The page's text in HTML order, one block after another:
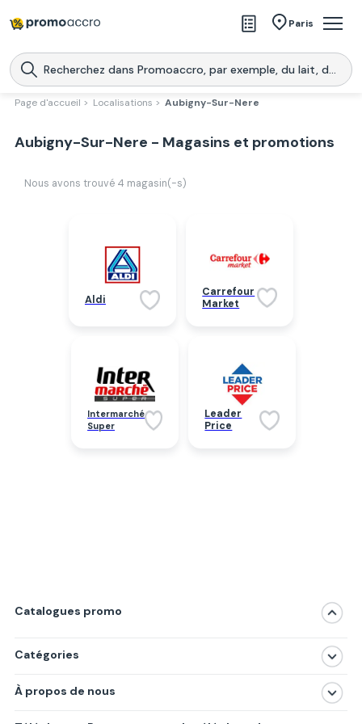
Paris
Magasins
Produits
Promoaccro
l'application
Page d'accueil > Localisations > Aubigny-Sur-Nere
Aubigny-Sur-Nere - Magasins et promotions
Nous avons trouvé 4 magasin(-s)
Aldi
Carrefour
Market
Intermarché
Super
Leader
Price
Catalogues promo
Catégories
Produits
À propos de nous